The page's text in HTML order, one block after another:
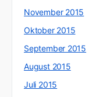
November 2015
Oktober 2015
September 2015
August 2015
Juli 2015